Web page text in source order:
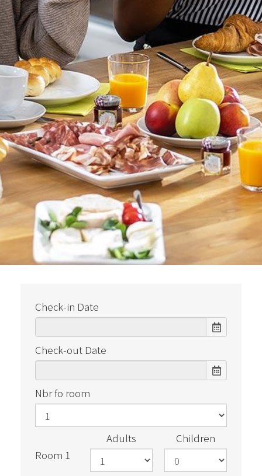
Check-in Date
Check-out Date
Nbr fo room
Room 1
Adults Children